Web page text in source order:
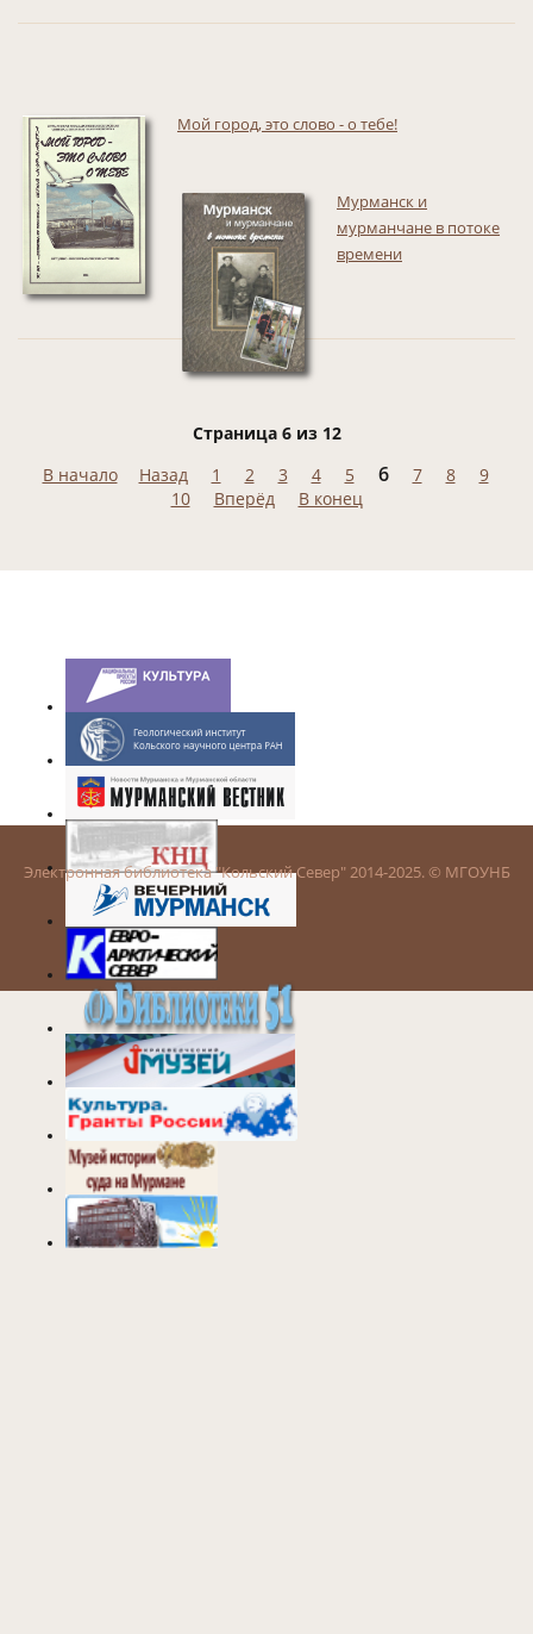
Мой город, это слово - о тебе!
Мурманск и
мурманчане в потоке
времени
Страница 6 из 12
В начало
Назад 1 2 3 4 5 6 7 8
9
10
Вперёд В конец
Электронная библиотека "Кольский Север" 2014-2025. © МГОУНБ